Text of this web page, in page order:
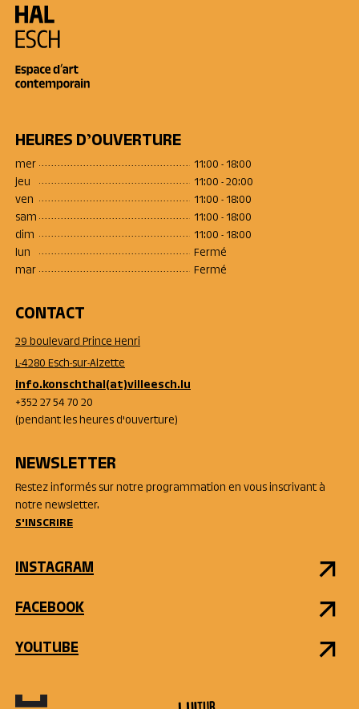
HEURES D’OUVERTURE
mer
11:00 - 18:00
jeu
11:00 - 20:00
ven
11:00 - 18:00
sam
11:00 - 18:00
dim
11:00 - 18:00
lun
Fermé
mar
Fermé
CONTACT
29 boulevard Prince Henri
L-4280 Esch-sur-Alzette
info.konschthal(at)villeesch.lu
+352 27 54 70 20
(pendant les heures d'ouverture)
NEWSLETTER
Restez informés sur notre programmation en vous inscrivant à
notre newsletter.
S'INSCRIRE
INSTAGRAM
FACEBOOK
YOUTUBE